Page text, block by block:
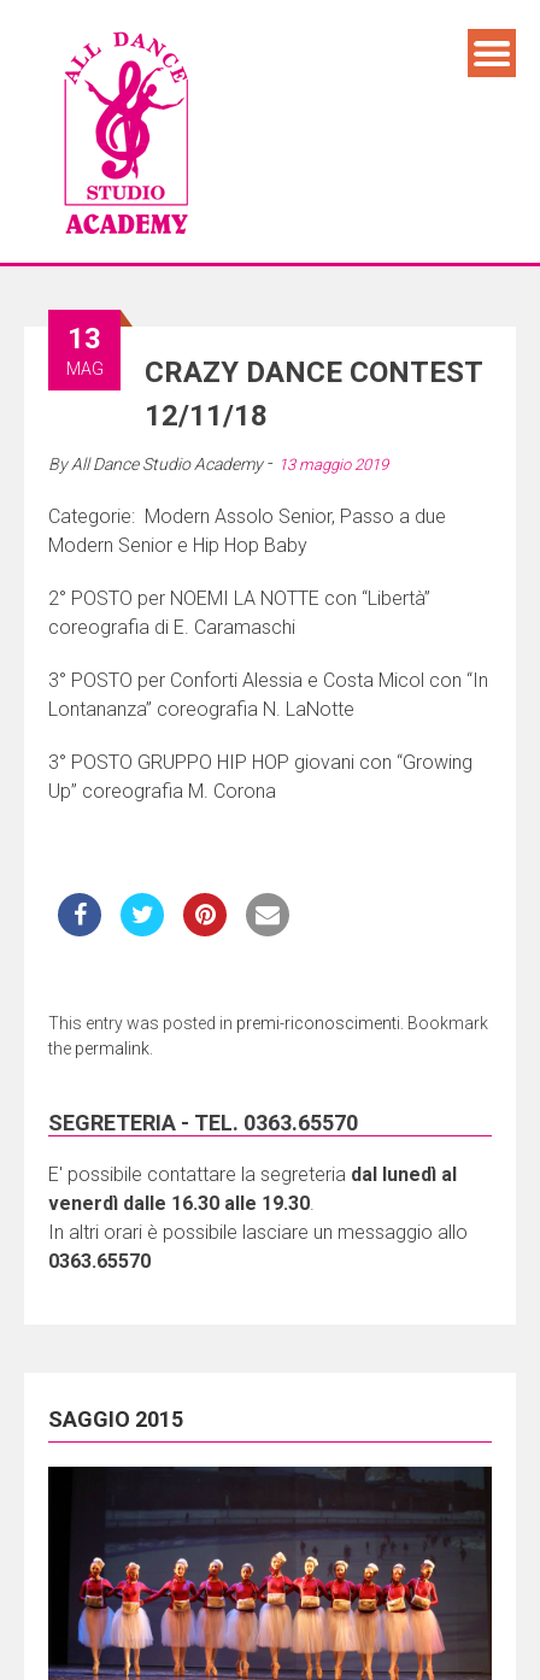
CRAZY DANCE CONTEST
12/11/18
13
MAG
ByAll Dance Studio Academy- 13 maggio 2019
Categorie: Modern Assolo Senior, Passo a due
Modern Senior e Hip Hop Baby
2° POSTO per NOEMI LA NOTTE con “Libertà”
coreografia di E. Caramaschi
3° POSTO per Conforti Alessia e Costa Micol con “In
Lontananza” coreografia N. LaNotte
3° POSTO GRUPPO HIP HOP giovani con “Growing
Up” coreografia M. Corona
This entry was posted in premi-riconoscimenti . Bookmark
the permalink
SEGRETERIA - TEL. 0363.65570
E' possibile contattare la segreteria dal lunedì al
venerdì dalle 16.30 alle 19.30.
In altri orari è possibile lasciare un messaggio allo
0363.65570
SAGGIO 2015